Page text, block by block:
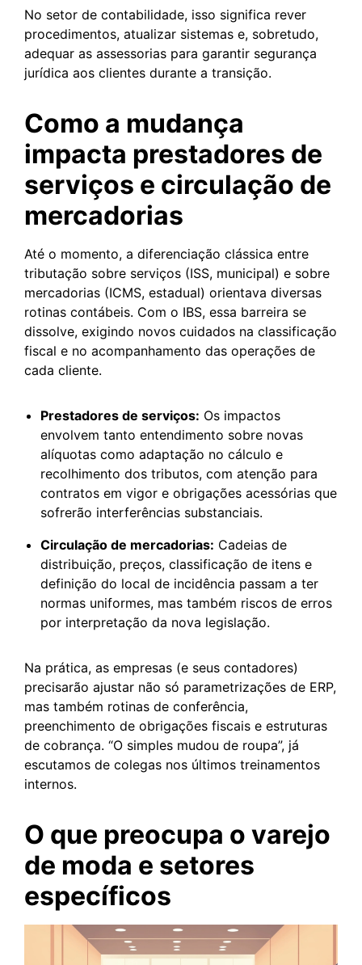
No setor de contabilidade, isso significa rever
procedimentos, atualizar sistemas e, sobretudo,
adequar as assessorias para garantir segurança
jurídica aos clientes durante a transição.
Como a mudança
impacta prestadores de
serviços e circulação de
mercadorias
Até o momento, a diferenciação clássica entre
tributação sobre serviços (ISS, municipal) e sobre
mercadorias (ICMS, estadual) orientava diversas
rotinas contábeis. Com o IBS, essa barreira se
dissolve, exigindo novos cuidados na classificação
fiscal e no acompanhamento das operações de
cada cliente.
Prestadores de serviços: Os impactos
envolvem tanto entendimento sobre novas
alíquotas como adaptação no cálculo e
recolhimento dos tributos, com atenção para
contratos em vigor e obrigações acessórias que
sofrerão interferências substanciais.
Circulação de mercadorias: Cadeias de
distribuição, preços, classificação de itens e
definição do local de incidência passam a ter
normas uniformes, mas também riscos de erros
por interpretação da nova legislação.
Na prática, as empresas (e seus contadores)
precisarão ajustar não só parametrizações de ERP,
mas também rotinas de conferência,
preenchimento de obrigações fiscais e estruturas
de cobrança. “O simples mudou de roupa”, já
escutamos de colegas nos últimos treinamentos
internos.
O que preocupa o varejo
de moda e setores
específicos